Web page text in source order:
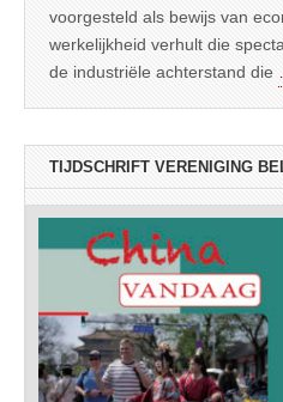
voorgesteld als bewijs van
werkelijkheid verhult die
de industriële achterstand die
TIJDSCHRIFT VERENIGING